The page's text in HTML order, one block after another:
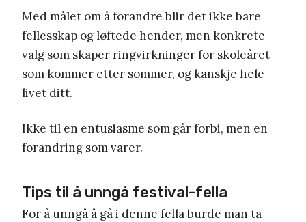
Med målet om å forandre blir det ikke bare
fellesskap og løftede hender, men konkrete
valg som skaper ringvirkninger for skoleåret
som kommer etter sommer, og kanskje hele
livet ditt.
Ikke til en entusiasme som går forbi, men en
forandring som varer.
Tips til å unngå festival-fella
For å unngå å gå i denne fella burde man ta